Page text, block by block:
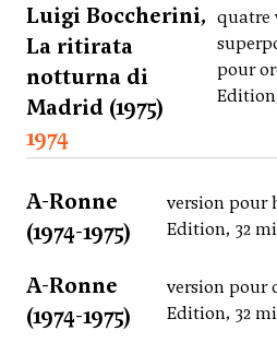
Luigi Boccherini,
La ritirata
notturna di
Madrid (1975)
quatre
pour
1974
A-Ronne
(1974-1975)
version pour
Edition, 32
A-Ronne
(1974-1975)
version pour
Edition, 32